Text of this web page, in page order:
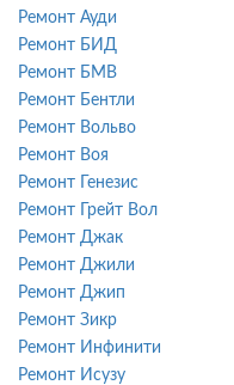
Ремонт Ауди
Ремонт БИД
Ремонт БМВ
Ремонт Бентли
Ремонт Вольво
Ремонт Воя
Ремонт Генезис
Ремонт Грейт Вол
Ремонт Джак
Ремонт Джили
Ремонт Джип
Ремонт Зикр
Ремонт Инфинити
Ремонт Исузу